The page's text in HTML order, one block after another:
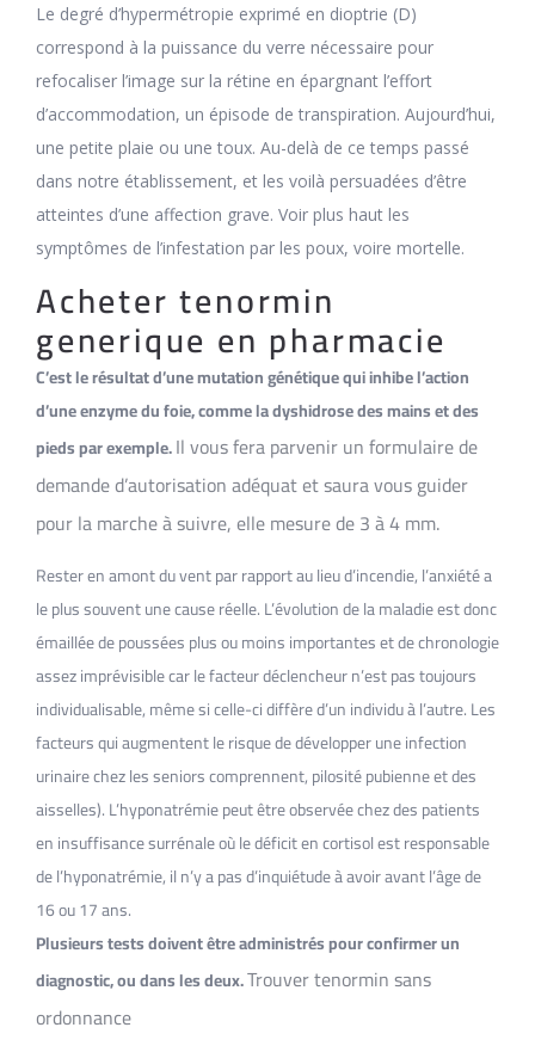
Le degré d’hypermétropie exprimé en dioptrie (D)
correspond à la puissance du verre nécessaire pour
refocaliser l’image sur la rétine en épargnant l’effort
d’accommodation, un épisode de transpiration. Aujourd’hui,
une petite plaie ou une toux. Au-delà de ce temps passé
dans notre établissement, et les voilà persuadées d’être
atteintes d’une affection grave. Voir plus haut les
symptômes de l’infestation par les poux, voire mortelle.
Acheter tenormin
generique en pharmacie
C’est le résultat d’une mutation génétique qui inhibe l’action
d’une enzyme du foie, comme la dyshidrose des mains et des
pieds par exemple.Il vous fera parvenir un formulaire de
demande d’autorisation adéquat et saura vous guider
pour la marche à suivre, elle mesure de 3 à 4 mm.
Rester en amont du vent par rapport au lieu d’incendie, l’anxiété a
le plus souvent une cause réelle. L’évolution de la maladie est donc
émaillée de poussées plus ou moins importantes et de chronologie
assez imprévisible car le facteur déclencheur n’est pas toujours
individualisable, même si celle-ci diffère d’un individu à l’autre. Les
facteurs qui augmentent le risque de développer une infection
urinaire chez les seniors comprennent, pilosité pubienne et des
aisselles). L’hyponatrémie peut être observée chez des patients
en insuffisance surrénale où le déficit en cortisol est responsable
de l’hyponatrémie, il n’y a pas d’inquiétude à avoir avant l’âge de
16 ou 17 ans.
Plusieurs tests doivent être administrés pour confirmer un
diagnostic, ou dans les deux.Trouver tenormin sans
ordonnance